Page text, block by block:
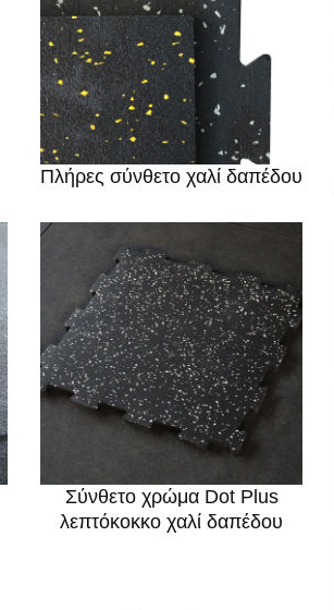
Πλήρες σύνθετο χαλί δαπέδου
Σύνθετο χρώμα Dot Plus
λεπτόκοκκο χαλί δαπέδου